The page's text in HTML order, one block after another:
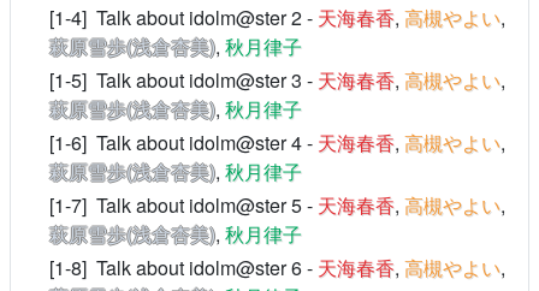
[1-4] Talk about idolm@ster 2 - 天海春香, 高槻やよい,
萩原雪歩(浅倉杏美), 秋月律子
[1-5] Talk about idolm@ster 3 - 天海春香, 高槻やよい,
萩原雪歩(浅倉杏美), 秋月律子
[1-6] Talk about idolm@ster 4 - 天海春香, 高槻やよい,
萩原雪歩(浅倉杏美), 秋月律子
[1-7] Talk about idolm@ster 5 - 天海春香, 高槻やよい,
萩原雪歩(浅倉杏美), 秋月律子
[1-8] Talk about idolm@ster 6 - 天海春香, 高槻やよい,